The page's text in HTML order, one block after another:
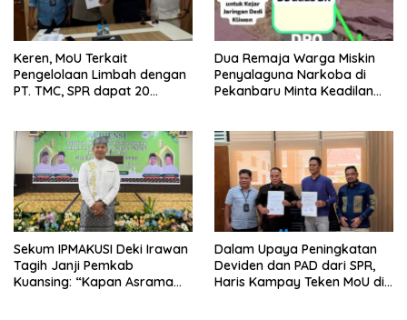
Keren, MoU Terkait
Pengelolaan Limbah dengan
PT. TMC, SPR dapat 20
Dua Remaja Warga Miskin
Penyalaguna Narkoba di
Pekanbaru Minta Keadilan
Penjara
Sekum IPMAKUSI Deki Irawan
Tagih Janji Pemkab
Kuansing: “Kapan Asrama
Dalam Upaya Peningkatan
Deviden dan PAD dari SPR,
Haris Kampay Teken MoU di